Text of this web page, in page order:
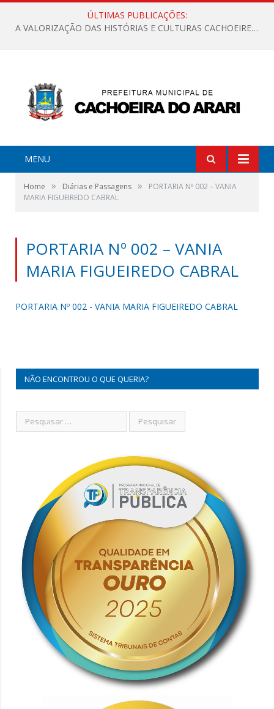
ÚLTIMAS PUBLICAÇÕES:
A VALORIZAÇÃO DAS HISTÓRIAS E CULTURAS CACHOEIRENSES
MENU
Home » Diárias e Passagens »
PORTARIA Nº 002 – VANIA
MARIA FIGUEIREDO CABRAL
PORTARIA Nº 002 – VANIA
MARIA FIGUEIREDO CABRAL
PORTARIA Nº 002 - VANIA MARIA FIGUEIREDO CABRAL
NÃO ENCONTROU O QUE QUERIA?